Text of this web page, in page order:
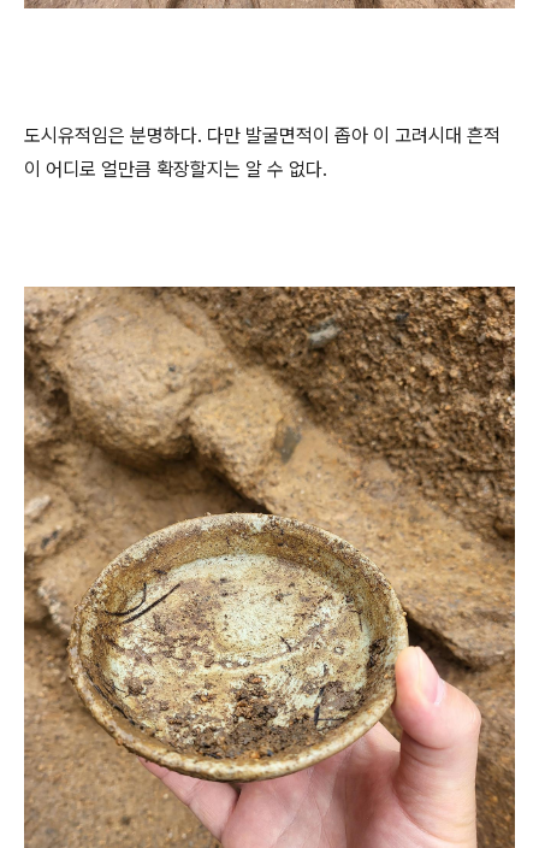
도시유적임은 분명하다. 다만 발굴면적이 좁아 이 고려시대 흔적
이 어디로 얼만큼 확장할지는 알 수 없다.